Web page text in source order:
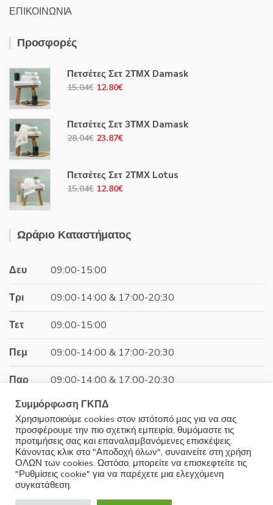
ΕΠΙΚΟΙΝΩΝΙΑ
Προσφορές
Πετσέτες Σετ 2ΤΜΧ Damask
15.04€ Original
15.04€.
12.80€Η
είναι:
12.80€.
Πετσέτες Σετ 3ΤΜΧ Damask
28.04€ Original
28.04€.
23.87€Η
είναι:
23.87€.
Πετσέτες Σετ 2ΤΜΧ Lotus
15.04€ Original
15.04€.
12.80€Η
είναι:
Ωράριο Καταστήματος
Δευ 09:00-15:00
Τρι 09:00-14:00 & 17:00-20:30
Τετ 09:00-15:00
Πεμ 09:00-14:00 & 17:00-20:30
Παρ 09:00-14:00 & 17:00-20:30
Σαβ 09:00-15:00
Κυρ Κλειστά
© 2025 Minoudis Home. All Rights Reserved
Συμμόρφωση ΓΚΠΔ
Χρησιμοποιούμε cookies στον ιστότοπό μας για να σας
προσφέρουμε την πιο σχετική εμπειρία, θυμόμαστε τις
προτιμήσεις σας και επαναλαμβανόμενες επισκέψεις.
Κάνοντας κλικ στο "Αποδοχή όλων", συναινείτε στη χρήση
ΟΛΩΝ των cookies. Ωστόσο, μπορείτε να επισκεφτείτε τις
"Ρυθμίσεις cookie" για να παρέχετε μια ελεγχόμενη
συγκατάθεση.